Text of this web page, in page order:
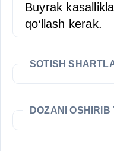
Buyrak
qo‘llash kerak.
SOTISH
DOZANI OSHIRIB